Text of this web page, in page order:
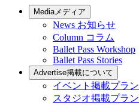
Mediaメディア
News お知らせ
Column コラム
Ballet Pass Workshop
Ballet Pass Stories
Advertise掲載について
イベント掲載プラン
スタジオ掲載プラン